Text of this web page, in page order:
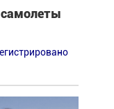
самолеты